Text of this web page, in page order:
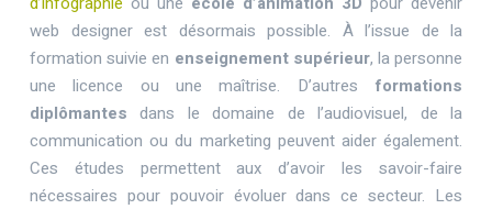
web designer est désormais possible. À l’issue de la
formation suivie en enseignement supérieur, la personne
une licence ou une maîtrise. D’autres formations
diplômantes dans le domaine de l’audiovisuel, de la
communication ou du marketing peuvent aider également.
Ces études permettent aux d’avoir les savoir-faire
nécessaires pour pouvoir évoluer dans ce secteur. Les